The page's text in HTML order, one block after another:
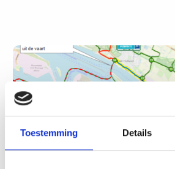
Toestemming Details